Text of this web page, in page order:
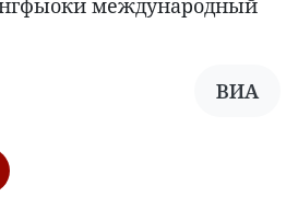
международный
ВИА